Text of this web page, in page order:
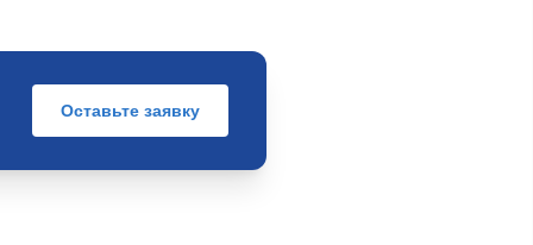
Оставьте заявку